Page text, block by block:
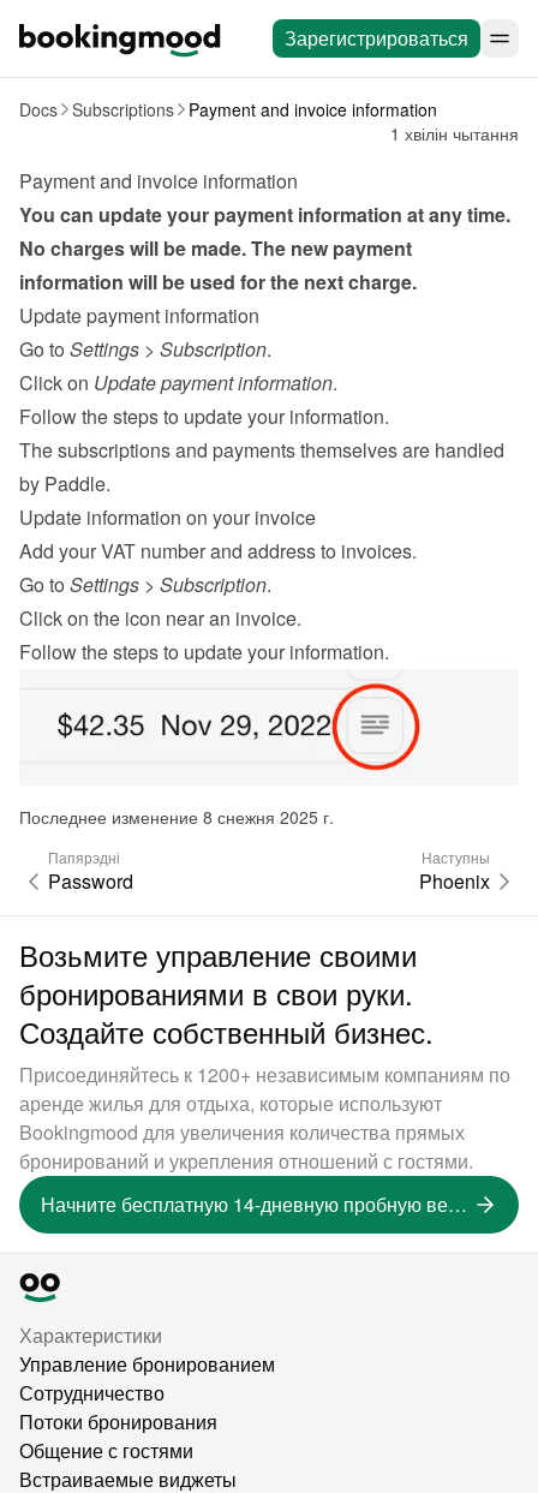
Зарегистрироваться
Docs Subscriptions
Payment and invoice information
1 хвілін чытання
Payment and invoice information
You can update your payment information at any time.
No charges will be made. The new payment
information will be used for the next charge.
Update payment information
Go to Settings > Subscription.
Click on Update payment information.
Follow the steps to update your information.
The subscriptions and payments themselves are handled
by Paddle.
Update information on your invoice
Add your VAT number and address to invoices.
Go to Settings > Subscription.
Click on the icon near an invoice.
Follow the steps to update your information.
Последнее изменение 8 снежня 2025 г.
Папярэдні
Password
Наступны
Phoenix
Возьмите управление своими
бронированиями в свои руки.
Создайте собственный бизнес.
Присоединяйтесь к 1200+ независимым компаниям по
аренде жилья для отдыха, которые используют
Bookingmood для увеличения количества прямых
бронирований и укрепления отношений с гостями.
Начните бесплатную 14-дневную пробную версию
Характеристики
Управление бронированием
Сотрудничество
Потоки бронирования
Общение с гостями
Встраиваемые виджеты